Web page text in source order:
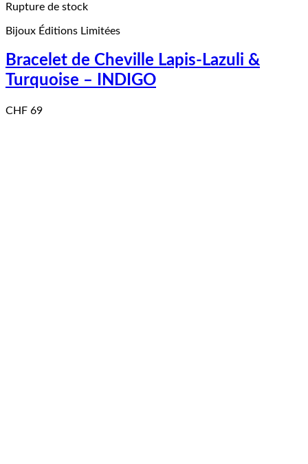
Rupture de stock
Bijoux Éditions Limitées
Bracelet de Cheville Lapis-Lazuli &
Turquoise – INDIGO
CHF 69